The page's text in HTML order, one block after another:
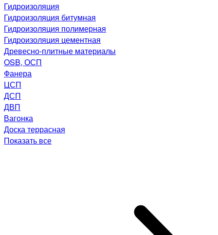
Гидроизоляция
Гидроизоляция битумная
Гидроизоляция полимерная
Гидроизоляция цементная
Древесно-плитные материалы
OSB, ОСП
Фанера
ЦСП
ДСП
ДВП
Вагонка
Доска террасная
Показать все